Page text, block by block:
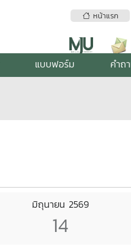
หน้าแรก
แบบฟอร์ม คำถ
มิถุนายน 2569
14